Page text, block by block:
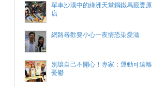
單車沙漠中的綠洲天堂鋼鐵馬廄豐原
店
網路尋歡要小心一夜情恐染愛滋
別讓自己不開心！專家：運動可遠離
憂鬱